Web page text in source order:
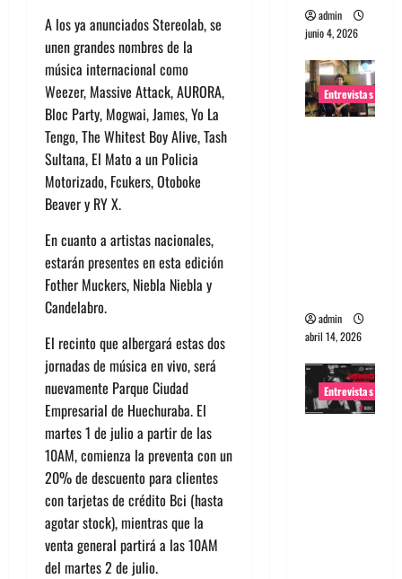
A los ya anunciados Stereolab, se
unen grandes nombres de la
música internacional como
Weezer, Massive Attack, AURORA,
Bloc Party, Mogwai, James, Yo La
Tengo, The Whitest Boy Alive, Tash
Sultana, El Mato a un Policia
Motorizado, Fcukers, Otoboke
Beaver y RY X.
En cuanto a artistas nacionales,
estarán presentes en esta edición
Fother Muckers, Niebla Niebla y
Candelabro.
El recinto que albergará estas dos
jornadas de música en vivo, será
nuevamente Parque Ciudad
Empresarial de Huechuraba. El
martes 1 de julio a partir de las
10AM, comienza la preventa con un
20% de descuento para clientes
con tarjetas de crédito Bci (hasta
agotar stock), mientras que la
venta general partirá a las 10AM
del martes 2 de julio.
admin
junio 4, 2026
Entrevistas
admin
abril 14, 2026
Entrevistas